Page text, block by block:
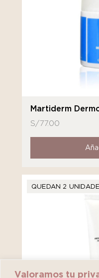
Valoramos tu
Martiderm
S/77.00
QUEDAN 2